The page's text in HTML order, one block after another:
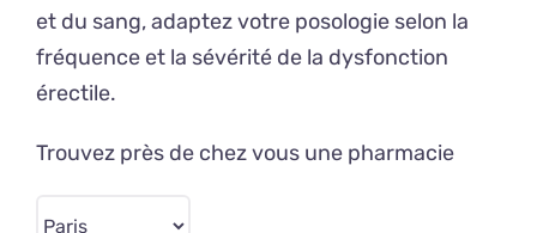
et du sang, adaptez votre posologie selon la
fréquence et la sévérité de la dysfonction
érectile.
Trouvez près de chez vous une pharmacie